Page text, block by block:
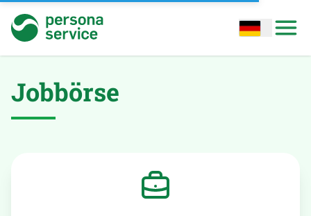
persona service Open options
Jobbörse